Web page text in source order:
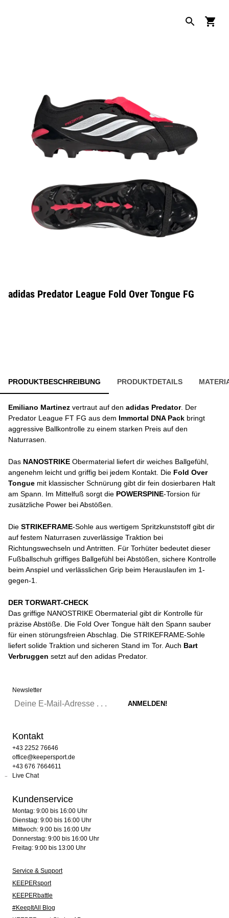
adidas Predator League Fold Over Tongue FG
PRODUKTBESCHREIBUNG PRODUKTDETAILS
Emiliano Martinez vertraut auf den adidas Predator. Der
Predator League FT FG aus dem Immortal DNA Pack bringt
aggressive Ballkontrolle zu einem starken Preis auf den
Naturrasen.
Das NANOSTRIKE Obermaterial liefert dir weiches Ballgefühl,
angenehm leicht und griffig bei jedem Kontakt. Die Fold Over
Tongue mit klassischer Schnürung gibt dir fein dosierbaren Halt
am Spann. Im Mittelfuß sorgt die POWERSPINE-Torsion für
zusätzliche Power bei Abstößen.
Die STRIKEFRAME-Sohle aus wertigem Spritzkunststoff gibt dir
auf festem Naturrasen zuverlässige Traktion bei
Richtungswechseln und Antritten. Für Torhüter bedeutet dieser
Fußballschuh griffiges Ballgefühl bei Abstößen, sichere Kontrolle
beim Anspiel und verlässlichen Grip beim Herauslaufen im 1-
gegen-1.
DER TORWART-CHECK
Das griffige NANOSTRIKE Obermaterial gibt dir Kontrolle für
präzise Abstöße. Die Fold Over Tongue hält den Spann sauber
für einen störungsfreien Abschlag. Die STRIKEFRAME-Sohle
liefert solide Traktion und sicheren Stand im Tor. Auch Bart
Verbruggen setzt auf den adidas Predator.
Newsletter
Kontakt
+43 2252 76646
office@keepersport.de
+43 676 7664611
Live Chat
Kundenservice
Montag: 9:00 bis 16:00 Uhr
Dienstag: 9:00 bis 16:00 Uhr
Mittwoch: 9:00 bis 16:00 Uhr
Donnerstag: 9:00 bis 16:00 Uhr
Freitag: 9:00 bis 13:00 Uhr
Service & Support
KEEPERsport
KEEPERbattle
#KeepItAll Blog